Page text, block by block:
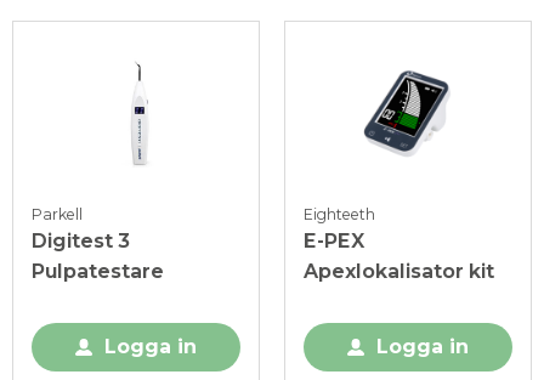
Parkell
Digitest 3
Pulpatestare
Logga in
Eighteeth
E-PEX
Apexlokalisator kit
Logga in